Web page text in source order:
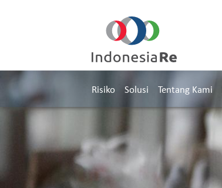
Risiko Solusi Tentang Kami